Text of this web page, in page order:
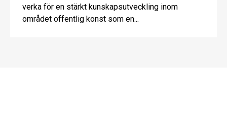
verka för en stärkt kunskapsutveckling inom
området offentlig konst som en...